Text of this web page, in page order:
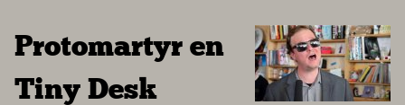
Protomartyr en
Tiny Desk